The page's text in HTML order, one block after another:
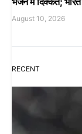
August 10, 2026
RECENT